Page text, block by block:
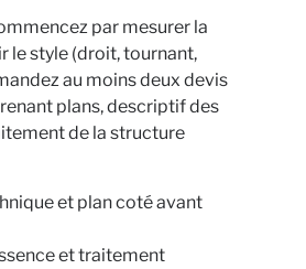
par mesurer la
le style (droit, tournant,
au moins deux devis
plans, descriptif des
de la structure
et plan coté avant
et traitement